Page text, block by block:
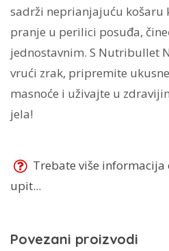
sadrži neprianjajuću košaru
pranje u perilici posuđa,
jednostavnim. S Nutribullet
vrući zrak, pripremite
masnoće i uživajte u
jela!
Trebate više
upit...
Povezani proizvodi